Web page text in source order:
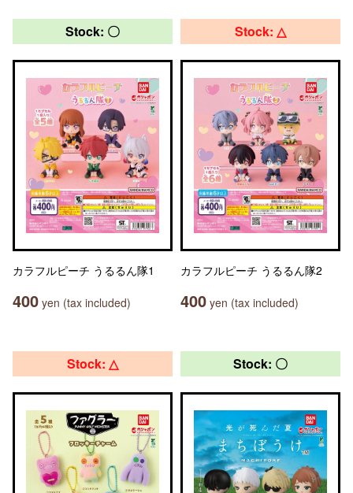
Stock: 〇
カラフルピーチ うるるん隊1
400 yen (tax included)
Stock: △
カラフルピーチ うるるん隊2
400 yen (tax included)
Stock: △ Stock: 〇